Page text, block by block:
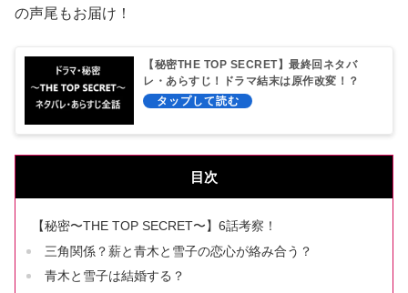
の声尾もお届け！
【秘密THE TOP SECRET】最終回ネタバ
レ・あらすじ！ドラマ結末は原作改変！？
目次
【秘密〜THE TOP SECRET〜】6話考察！
三角関係？薪と青木と雪子の恋心が絡み合う？
青木と雪子は結婚する？